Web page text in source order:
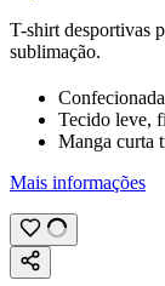
T-shirt desportivas
sublimação.
Tecido leve,
Manga curta
Mais informações